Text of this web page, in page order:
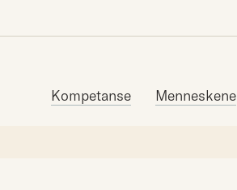
Kompetanse Menneskene